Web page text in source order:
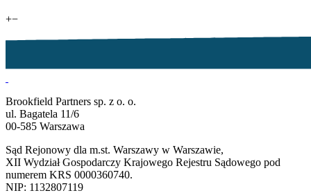
+−
Brookfield Partners sp. z o. o.
ul. Bagatela 11/6
00-585 Warszawa
Sąd Rejonowy dla m.st. Warszawy w Warszawie,
XII Wydział Gospodarczy Krajowego Rejestru Sądowego pod
numerem KRS 0000360740.
NIP: 1132807119